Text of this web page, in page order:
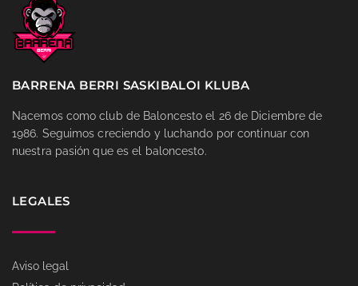
BARRENA BERRI SASKIBALOI KLUBA
Nacemos como club de Baloncesto el 26 de Diciembre de
1986. Seguimos creciendo y luchando por continuar con
nuestra pasión que es el baloncesto.
LEGALES
Aviso legal